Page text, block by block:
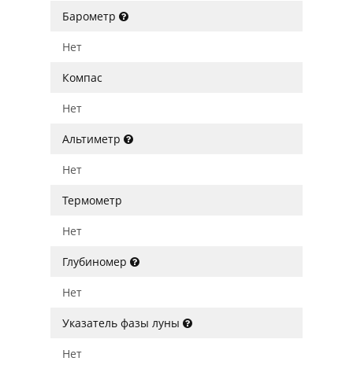
Барометр
Нет
Компас
Нет
Альтиметр
Нет
Термометр
Нет
Глубиномер
Нет
Указатель фазы луны
Нет